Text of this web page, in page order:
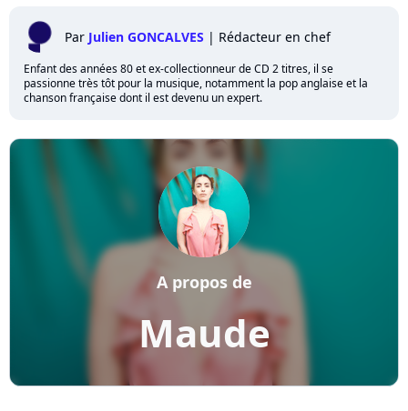
Par Julien GONCALVES | Rédacteur en chef
Enfant des années 80 et ex-collectionneur de CD 2 titres, il se
passionne très tôt pour la musique, notamment la pop anglaise et la
chanson française dont il est devenu un expert.
Maude
A propos de